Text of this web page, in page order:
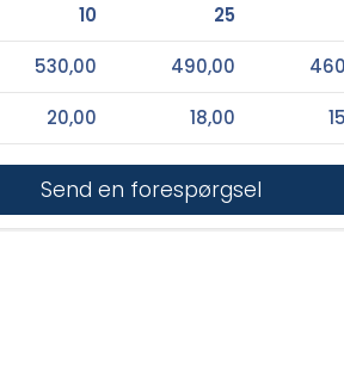
Send en forespørgsel
10 25
530,00 490,00
20,00 18,00